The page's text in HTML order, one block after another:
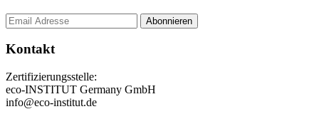
Kontakt
Zertifizierungsstelle:
eco-INSTITUT Germany GmbH
info@eco-institut.de